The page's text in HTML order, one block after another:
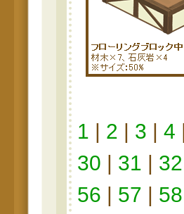
1 | 2 | 3 | 4
30 | 31 | 32
56 | 57 | 58